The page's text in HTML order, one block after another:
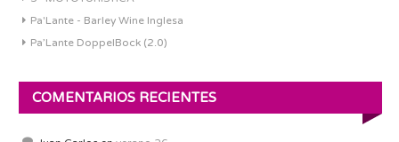
Pa'Lante - Barley Wine Inglesa
Pa’Lante DoppelBock (2.0)
COMENTARIOS RECIENTES